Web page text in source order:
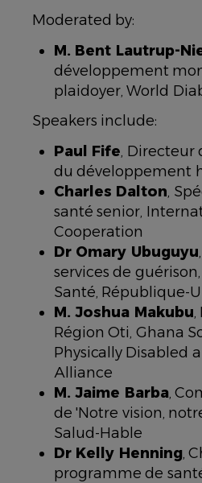
Moderated by:
M. Bent Lautrup-
développement
plaidoyer, World
Speakers include:
Paul Fife, Directeur
du développement
Charles Dalton,
santé senior,
Cooperation
Dr Omary Ubuguyu
services de
Santé, République-
M. Joshua Makubu,
Région Oti, Ghana
Physically Disabled
Alliance
M. Jaime Barba,
de 'Notre vision,
Salud-Hable
Dr Kelly Henning,
programme de